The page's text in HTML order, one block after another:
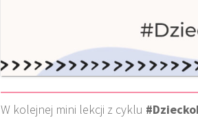
W kolejnej mini lekcji z cyklu